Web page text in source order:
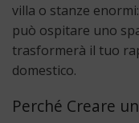
villa o stanze
può ospitare uno
trasformerà il tuo
domestico.
Perché Creare